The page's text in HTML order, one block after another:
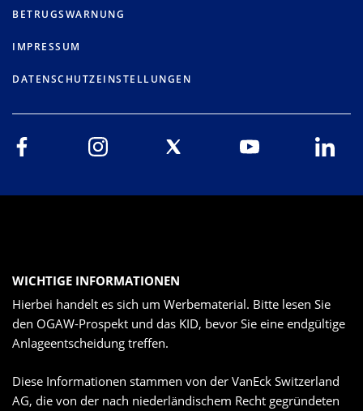
BETRUGSWARNUNG
IMPRESSUM
DATENSCHUTZEINSTELLUNGEN
WICHTIGE INFORMATIONEN
Hierbei handelt es sich um Werbematerial. Bitte lesen Sie
den OGAW-Prospekt und das KID, bevor Sie eine endgültige
Anlageentscheidung treffen.
Diese Informationen stammen von der VanEck Switzerland
AG, die von der nach niederländischem Recht gegründeten